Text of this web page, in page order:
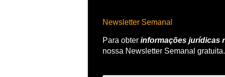
Newsletter Semanal
Para obter informações jurídicas
nossa Newsletter Semanal gratuita.